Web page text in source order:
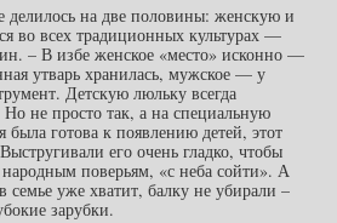
на две половины: женскую и
во всех традиционных культурах —
– В избе женское «место» исконно —
утварь хранилась, мужское — у
Детскую люльку всегда
не просто так, а на специальную
была готова к появлению детей, этот
его очень гладко, чтобы
поверьям, «с неба сойти». А
семье уже хватит, балку не убирали –
зарубки.